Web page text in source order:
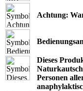
Achtung:
Dieses
Personen